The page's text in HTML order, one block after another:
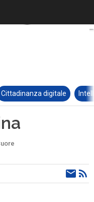
Cittadinanza digitale